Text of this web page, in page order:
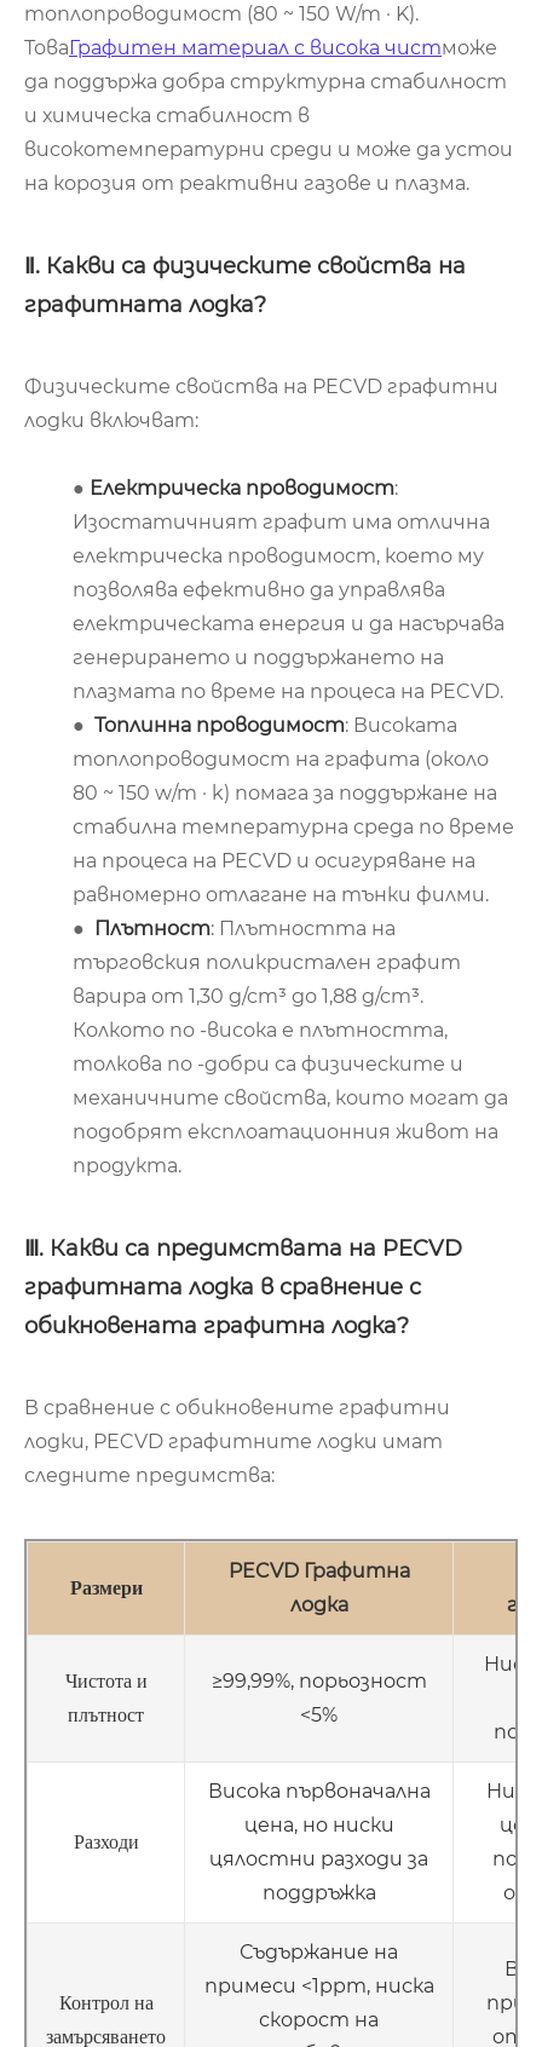
топлопроводимост (80 ~ 150 W/m · K).
ТоваГрафитен материал с висока чистможе
да поддържа добра структурна стабилност
и химическа стабилност в
високотемпературни среди и може да устои
на корозия от реактивни газове и плазма.
Ⅱ. Какви са физическите свойства на
графитната лодка?
Физическите свойства на PECVD графитни
лодки включват:
● Електрическа проводимост:
Изостатичният графит има отлична
електрическа проводимост, което му
позволява ефективно да управлява
електрическата енергия и да насърчава
генерирането и поддържането на
плазмата по време на процеса на PECVD.
● Топлинна проводимост: Високата
топлопроводимост на графита (около
80 ~ 150 w/m · k) помага за поддържане на
стабилна температурна среда по време
на процеса на PECVD и осигуряване на
равномерно отлагане на тънки филми.
● Плътност: Плътността на
търговския поликристален графит
варира от 1,30 g/cm³ до 1,88 g/cm³.
Колкото по -висока е плътността,
толкова по -добри са физическите и
механичните свойства, които могат да
подобрят експлоатационния живот на
продукта.
Ⅲ. Какви са предимствата на PECVD
графитната лодка в сравнение с
обикновената графитна лодка?
В сравнение с обикновените графитни
лодки, PECVD графитните лодки имат
следните предимства:
Размери
PECVD Графитна
лодка
Чистота и
плътност
≥99,99%, порьозност
<5%
Разходи
Висока първоначална
цена, но ниски
цялостни разходи за
поддръжка
Контрол на
замърсяването
Съдържание на
примеси <1ppm, ниска
скорост на
от